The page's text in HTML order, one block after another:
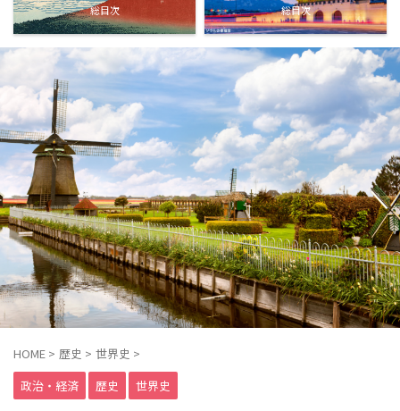
総目次 総目次
HOME > 歴史 > 世界史 >
政治・経済
歴史 世界史